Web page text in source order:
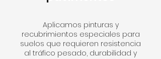
Aplicamos pinturas y
recubrimientos especiales para
suelos que requieren resistencia
al tráfico pesado, durabilidad y